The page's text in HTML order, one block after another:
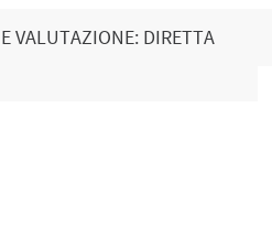
VALUTAZIONE: DIRETTA